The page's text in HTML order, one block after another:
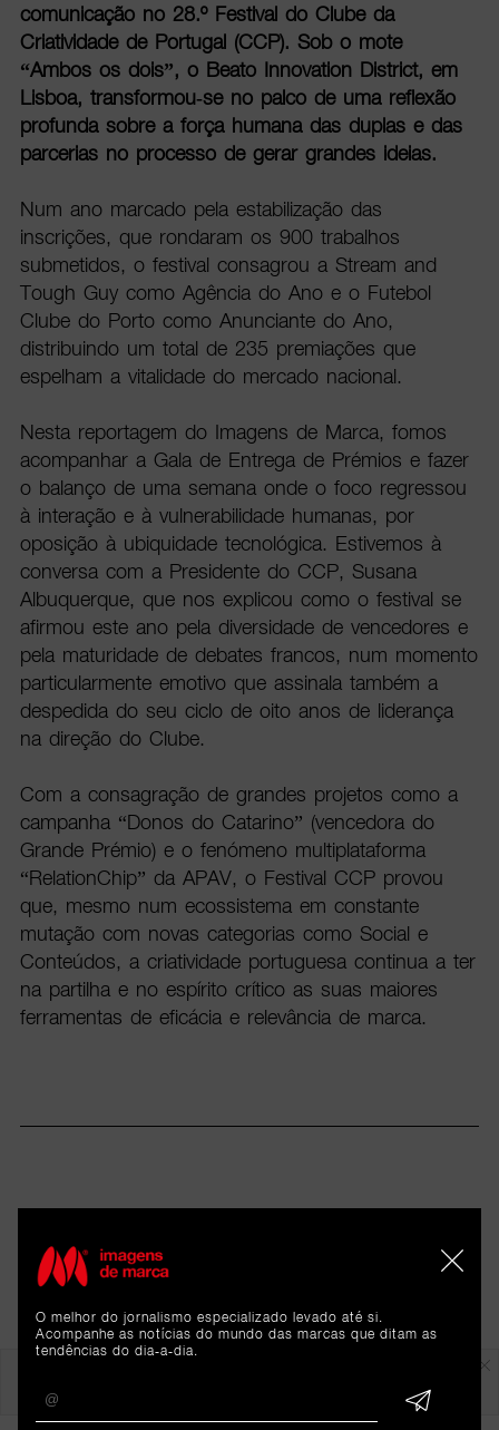
comunicação no 28.º Festival do Clube da
Criatividade de Portugal (CCP). Sob o mote
“Ambos os dois”, o Beato Innovation District, em
Lisboa, transformou-se no palco de uma reflexão
profunda sobre a força humana das duplas e das
parcerias no processo de gerar grandes ideias.
Num ano marcado pela estabilização das
inscrições, que rondaram os 900 trabalhos
submetidos, o festival consagrou a Stream and
Tough Guy como Agência do Ano e o Futebol
Clube do Porto como Anunciante do Ano,
distribuindo um total de 235 premiações que
espelham a vitalidade do mercado nacional.
Nesta reportagem do Imagens de Marca, fomos
acompanhar a Gala de Entrega de Prémios e fazer
o balanço de uma semana onde o foco regressou
à interação e à vulnerabilidade humanas, por
oposição à ubiquidade tecnológica. Estivemos à
conversa com a Presidente do CCP, Susana
Albuquerque, que nos explicou como o festival se
afirmou este ano pela diversidade de vencedores e
pela maturidade de debates francos, num momento
particularmente emotivo que assinala também a
despedida do seu ciclo de oito anos de liderança
na direção do Clube.
Com a consagração de grandes projetos como a
campanha “Donos do Catarino” (vencedora do
Grande Prémio) e o fenómeno multiplataforma
“RelationChip” da APAV, o Festival CCP provou
que, mesmo num ecossistema em constante
mutação com novas categorias como Social e
Conteúdos, a criatividade portuguesa continua a ter
na partilha e no espírito crítico as suas maiores
ferramentas de eficácia e relevância de marca.
O melhor do jornalismo especializado levado até si.
Acompanhe as notícias do mundo das marcas que ditam as
tendências do dia-a-dia.